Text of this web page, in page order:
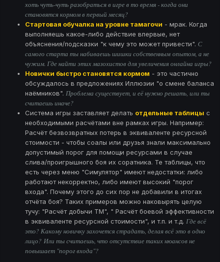
хоть чуть-чуть разобраться в игре в то время - когда они
становятся кормом в первый месяц?
Стартовая обучалка на уровне тамагочи - мрак. Когда
выполняешь какое-либо действие впервые, нет
объяснения/подсказки "к чему это может привести". С
самого старта ты набиваешь шишки собственным опытом, а не
чужим. Где найти этих мазохистов для увеличения онлайна игры?
Новички быстро становятся кормом - это частично
обсуждалось в предложениях Иллюзии "о смене баланса
наёмников". Проблема существует, и её нужно решать, или ты
считаешь иначе?
Система игры заставляет делать отдельные таблицы с
необходимыми расчётами вне рамках игры. Например:
Расчёт безвозвратных потерь в эквиваленте ресурсной
стоимости - чтобы соалы или друзья знали максимально
допустимый порог для помощи ресурсами в случае
слива/проигрышного боя их соратника. Те таблицы, что
есть через меню "Симулятор" имеют недостатки: либо
работают некорректно, либо имеют высокий "порог
входа". Почему этого до сих пор не добавили в итогах
отчёта боя? Таких примеров можно наковырять целую
тучу: "Расчёт добычи ТМ", " Расчёт боевой эффективности
в эквиваленте ресурсной стоимости", и т.п. и т.д. Где всё
это? Какому новичку захочется страдать, делая всё это в одно
лицо? Или ты считаешь, что отсутствие таких нюансов не
повышает "порог входа"?